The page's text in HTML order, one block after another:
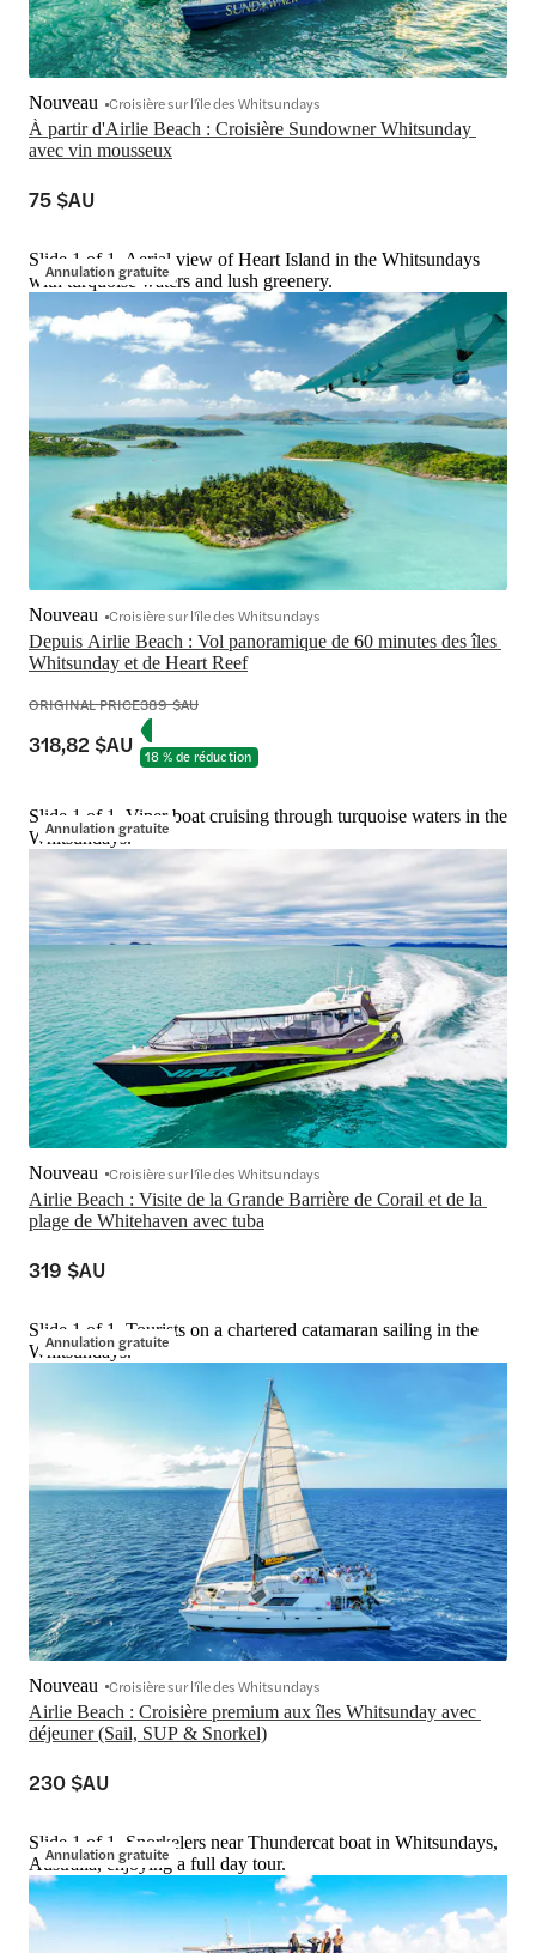
À partir d'Airlie Beach : Croisière Sundowner Whitsunday
avec vin mousseux
Nouveau Croisière sur l'île des Whitsundays
75 $AU
Annulation gratuite
Slide 1 of 1, Aerial view of Heart Island in the Whitsundays
with turquoise waters and lush greenery.
Depuis Airlie Beach : Vol panoramique de 60 minutes des îles
Whitsunday et de Heart Reef
Nouveau Croisière sur l'île des Whitsundays
ORIGINAL PRICE389 $AU
318,82 $AU 18 % de réduction
Annulation gratuite
Slide 1 of 1, Viper boat cruising through turquoise waters in the
Whitsundays.
Airlie Beach : Visite de la Grande Barrière de Corail et de la
plage de Whitehaven avec tuba
Nouveau Croisière sur l'île des Whitsundays
319 $AU
Annulation gratuite
Slide 1 of 1, Tourists on a chartered catamaran sailing in the
Whitsundays.
Airlie Beach : Croisière premium aux îles Whitsunday avec
déjeuner (Sail, SUP & Snorkel)
Nouveau Croisière sur l'île des Whitsundays
230 $AU
Annulation gratuite
Slide 1 of 1, Snorkelers near Thundercat boat in Whitsundays,
Australia, enjoying a full day tour.